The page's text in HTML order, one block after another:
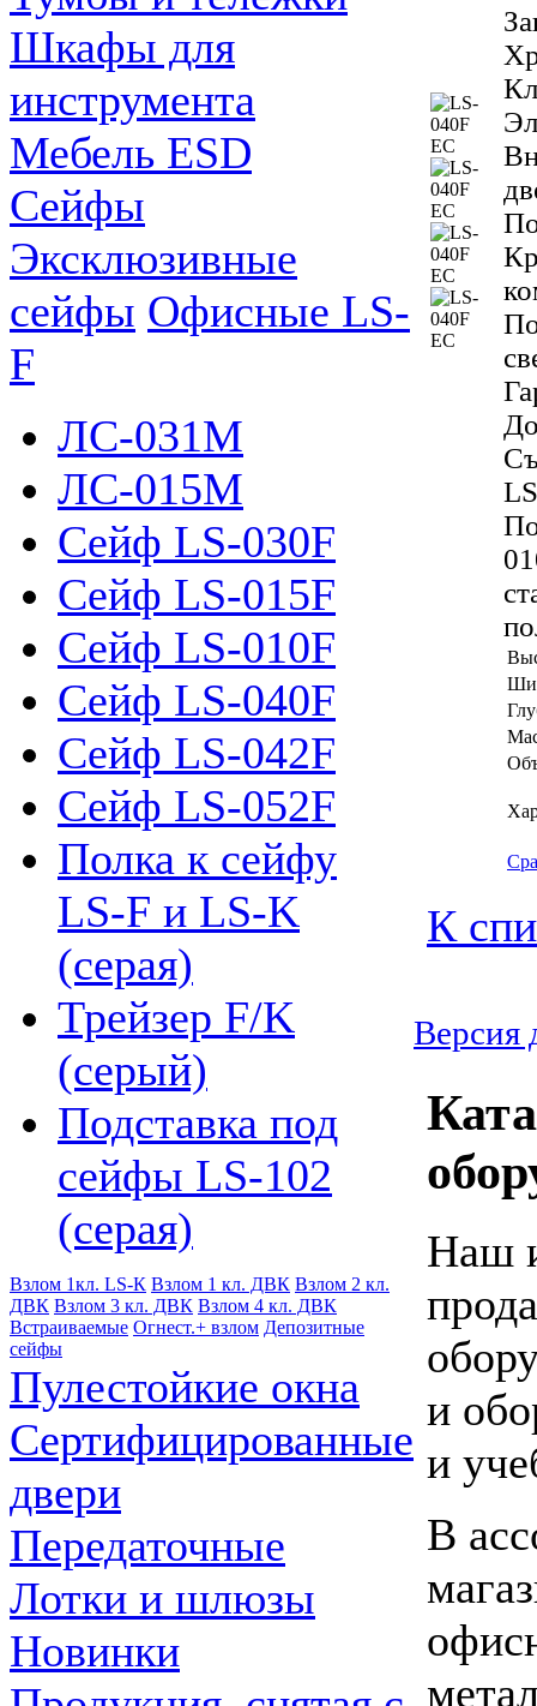
Шкафы для
инструмента
Мебель ESD
Сейфы
Эксклюзивные
сейфы Офисные LS-
F
ЛС-031М
ЛС-015М
Сейф LS-030F
Сейф LS-015F
Сейф LS-010F
Сейф LS-040F
Сейф LS-042F
Сейф LS-052F
Полка к сейфу
LS-F и LS-K
(серая)
Трейзер F/K
(серый)
Подставка под
сейфы LS-102
(серая)
Взлом 1кл. LS-К Взлом 1 кл. ДВК Взлом 2 кл.
ДВК Взлом 3 кл. ДВК Взлом 4 кл. ДВК
Встраиваемые Огнест.+ взлом Депозитные
cейфы
Пулестойкие окна
Сертифицированные
двери
Передаточные
Лотки и шлюзы
Новинки
К
Версия
Наш
и
и
В